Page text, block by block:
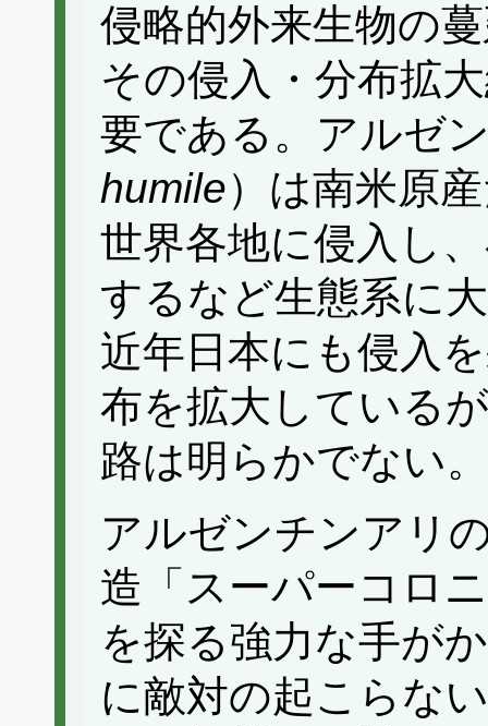
侵略的外来生物の
その侵入・分布拡
要である。アルゼ
humile）は南米原
世界各地に侵入し
するなど生態系に
近年日本にも侵入
布を拡大している
路は明らかでない。
アルゼンチンアリ
造「スーパーコロ
を探る強力な手が
に敵対の起こらな